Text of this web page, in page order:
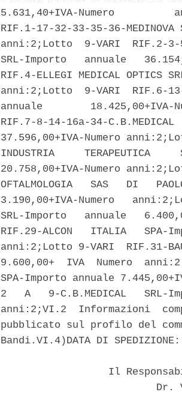
5.631,40+IVA-Numero
RIF.1-17-32-33-35-36-
anni:2;Lotto  9-VARI  RIF.2-3-5-
SRL-Importo   annuale
RIF.4-ELLEGI MEDICAL OPTICS
anni:2;Lotto  9-VARI  RIF.6-13-
annuale
RIF.7-8-14-16a-34-
37.596,00+IVA-Numero
INDUSTRIA     TERAPEUTICA
20.758,00+IVA-Numero
OFTALMOLOGIA   SAS   DI
3.190,00+IVA-Numero
SRL-Importo   annuale
RIF.29-ALCON   ITALIA   SPA-
anni:2;Lotto 9-VARI  RIF.31-
9.600,00+  IVA  Numero
SPA-Importo annuale
2   A   9-C.B.MEDICAL   SRL-
anni:2;VI.2  Informazioni
pubblicato sul profilo del
Bandi.VI.4)DATA DI
Il